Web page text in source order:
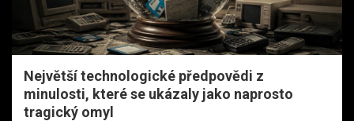
Největší technologické předpovědi z
minulosti, které se ukázaly jako naprosto
tragický omyl